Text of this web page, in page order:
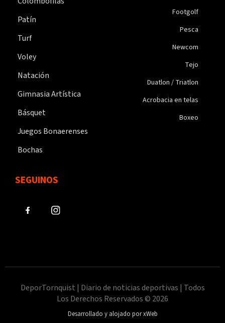
Patín
Turf
Voley
Natación
Gimnasia Artística
Básquet
Juegos Bonaerenses
Bochas
Footgolf
Pesca
Newcom
Tejo
Duatlon / Triatlon
Acrobacia en telas
Boxeo
SEGUINOS
DeporTornquist | Diario de noticias deportivas | Todos
Los Derechos Reservados © 2026
Desarrollado y alojado por xWeb